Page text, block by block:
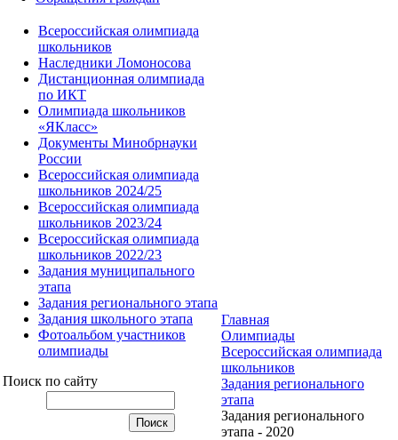
Всероссийская олимпиада
школьников
Наследники Ломоносова
Дистанционная олимпиада
по ИКТ
Олимпиада школьников
«ЯКласс»
Документы Минобрнауки
России
Всероссийская олимпиада
школьников 2024/25
Всероссийская олимпиада
школьников 2023/24
Всероссийская олимпиада
школьников 2022/23
Задания муниципального
этапа
Задания регионального этапа
Задания школьного этапа
Фотоальбом участников
олимпиады
Поиск по сайту
Главная
Олимпиады
Всероссийская олимпиада
школьников
Задания регионального
этапа
Задания регионального
этапа - 2020